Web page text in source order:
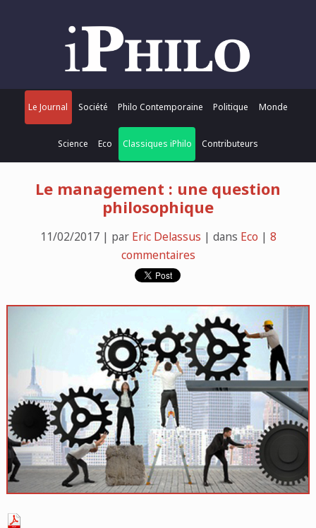
Le Journal Société Philo Contemporaine Politique Monde
Science Eco Classiques iPhilo Contributeurs
Le management : une question
philosophique
11/02/2017 | par Eric Delassus | dans Eco | 8
commentaires